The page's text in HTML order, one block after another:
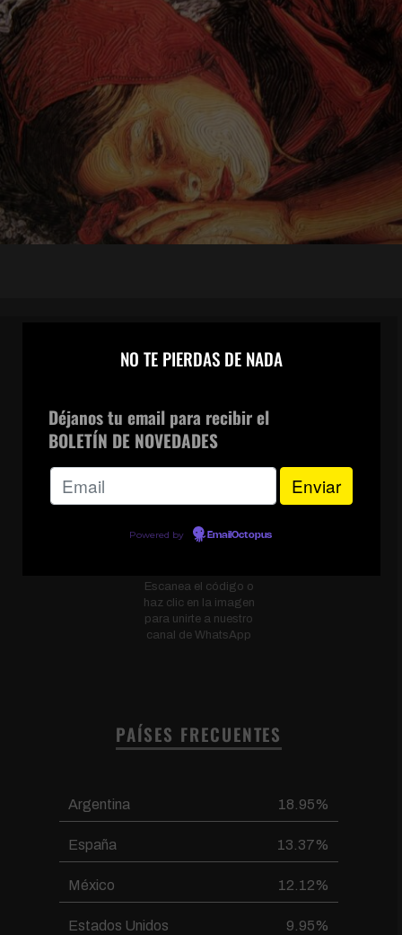
Escanea el código o
haz clic en la imagen
para unirte a nuestro
canal de WhatsApp
PAÍSES FRECUENTES
Argentina 18.95%
España 13.37%
México 12.12%
Estados Unidos 9.95%
NO TE PIERDAS DE NADA
Déjanos tu email para recibir el
BOLETÍN DE NOVEDADES
Powered by EmailOctopus